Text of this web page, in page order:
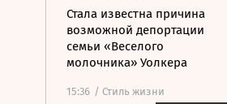
Стала известна причина
возможной депортации
семьи «Веселого
молочника» Уолкера
15:36 / Стиль жизни